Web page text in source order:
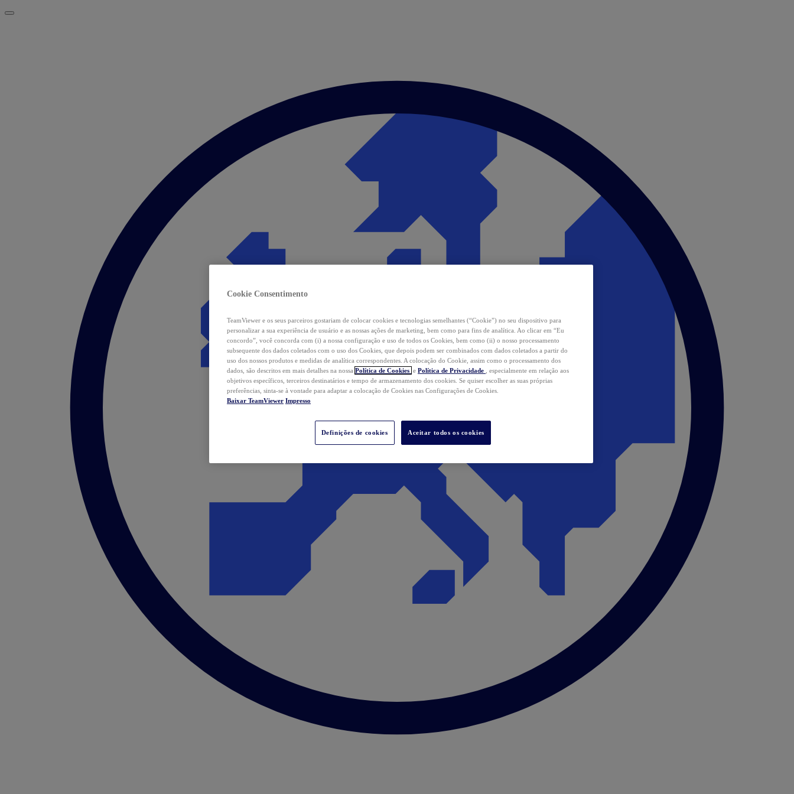
Cookie Consentimento
TeamViewer e os seus parceiros gostariam de colocar cookies e tecnologias semelhantes (“Cookie”) no seu dispositivo para
personalizar a sua experiência de usuário e as nossas ações de marketing, bem como para fins de analítica. Ao clicar em “Eu
concordo”, você concorda com (i) a nossa configuração e uso de todos os Cookies, bem como (ii) o nosso processamento
subsequente dos dados coletados com o uso dos Cookies, que depois podem ser combinados com dados coletados a partir do
uso dos nossos produtos e medidas de analítica correspondentes. A colocação do Cookie, assim como o processamento dos
dados, são descritos em mais detalhes na nossa Política de Cookies e Política de Privacidade
, especialmente em relação aos
objetivos específicos, terceiros destinatários e tempo de armazenamento dos cookies. Se quiser escolher as suas próprias
preferências, sinta-se à vontade para adaptar a colocação de Cookies nas Configurações de Cookies.
Baixar TeamViewer Impresso
Definições de cookies Aceitar todos os cookies